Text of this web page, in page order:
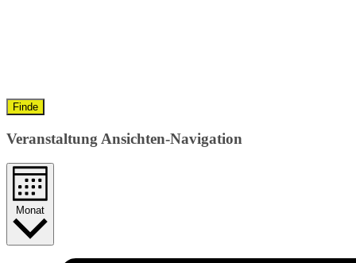
Finde
Veranstaltung Ansichten-Navigation
Monat